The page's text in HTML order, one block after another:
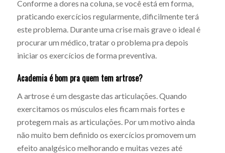
Conforme a dores na coluna, se você está em forma,
praticando exercícios regularmente, dificilmente terá
este problema. Durante uma crise mais grave o ideal é
procurar um médico, tratar o problema pra depois
iniciar os exercícios de forma preventiva.
Academia é bom pra quem tem artrose?
A artrose é um desgaste das articulações. Quando
exercitamos os músculos eles ficam mais fortes e
protegem mais as articulações. Por um motivo ainda
não muito bem definido os exercícios promovem um
efeito analgésico melhorando e muitas vezes até